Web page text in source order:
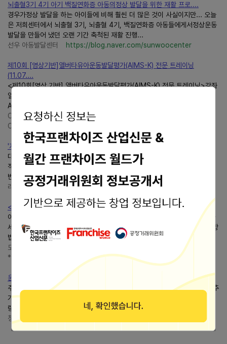
뇌출혈3기 4기 아기 백질연화증 아동의정상 발달을 위한 재활 프로....
경우가정상 발달을 하는 아이들에 비해 훨씬 더 많은 것이 사실이지만... 오늘
은 저희센터에서 뇌출혈 3기, 뇌출혈 4기, 백질연화증 아동들에게서정상운동
발달을 만들어 냈던 오랜 기간 축척된 재활 진행...
선우 아동발달센터
https://blog.naver.com/sunwoocenter
제10회 [영상기반]앨버타유아운동발달평가(AIMS-K) 전문 트레이닝
(11.07....
<제10회[영상 기반] 앨버타유아운동발달평가(AIMS-K) 전문 트레이닝>강좌
일정 1일차 2026.11.07... 리뷰,정상 발달최신 논문 리뷰 14:50~16:20 :
AIMS 사례 실습/토의 16:40~18:00: 신뢰도 조사...
Center for Physical Therapy
Clinical
'자폐 스펙트럼 장애'의미와 증상, 원인 및 진단기준
대표적인발달장애로써 초기 아동기부터 사회생활의 문제와 제한적이며 반복
적인 관심사나 활동... 비정상적인 방식으로 사회적 접근을 시도 ②상대방과
번갈아 가며 대화하지 못함 ③다른 사람과 관심사...
라이프이즈굿
https://lucky-hee.tistory.com/
<새로 나온 책>휴보, 세계 최고의 재난구조로봇
이 대회에는 첨단 과학기술의 상징처럼 불리는 ‘미국항공우주국(NASA)’이나
세계정상급... 인공지능의발달이 가져오는 혜택 - ‘강한 인공지능’을 만드는 방
법 있을까? Task 3 험난한 일정과 세계 최강의...
도서출판 예문당 - 함께 만드는 책 놀이터
*^^*
https://yemundang.tistory.com/
윤석열 공약 분야별로 정리해 봤어요(일부 요약)
주거복지 공정과 상식의 회복, 대한민국정상화 1. 공정사회... 정서발달검진 추
가 영유아발달전문가를 어린이집, 유치원에 파견... 육아종합지원센터부모역
량 지원 역할 강화 아이돌보미 이용 가족을 모든...
청년의 꿈